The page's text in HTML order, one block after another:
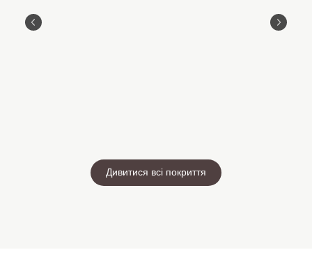
Дивитися всі покриття